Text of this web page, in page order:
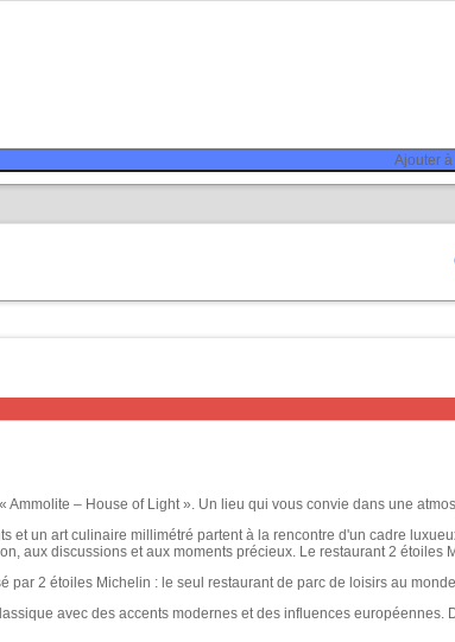
Ajouter
Ammolite – House of Light ». Un lieu qui vous convie dans une
et un art culinaire millimétré partent à la rencontre d'un cadre
aux discussions et aux moments précieux. Le restaurant 2
par 2 étoiles Michelin : le seul restaurant de parc de loisirs au
avec des accents modernes et des influences